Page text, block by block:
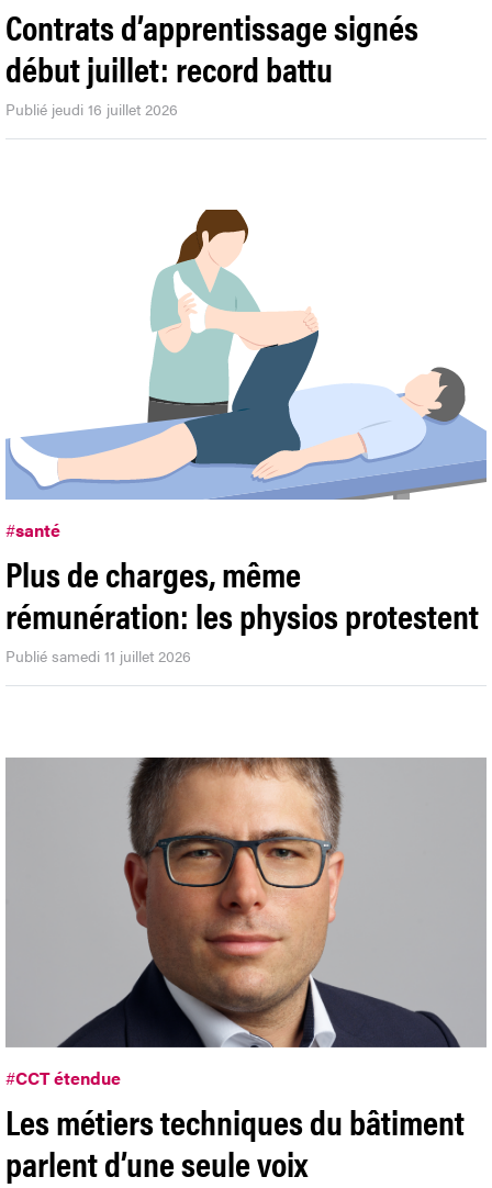
Contrats d’apprentissage signés
début juillet: record battu
Publié jeudi 16 juillet 2026
#santé
Plus de charges, même
rémunération: les physios protestent
Publié samedi 11 juillet 2026
#CCT étendue
Les métiers techniques du bâtiment
parlent d’une seule voix